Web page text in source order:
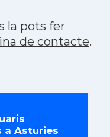
la pots fer
de contacte.
a Asturies